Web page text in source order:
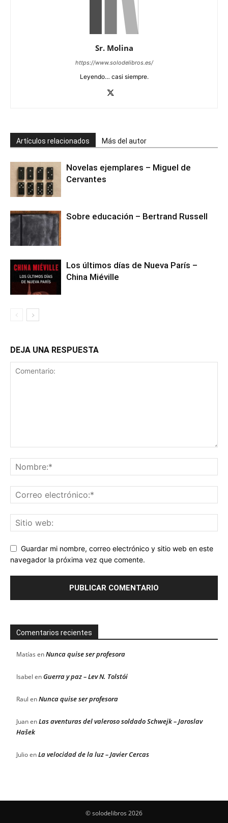
Sr. Molina
https://www.solodelibros.es/
Leyendo… casi siempre.
Artículos relacionados Más del autor
Novelas ejemplares – Miguel de
Cervantes
Sobre educación – Bertrand Russell
Los últimos días de Nueva París –
China Miéville
DEJA UNA RESPUESTA
Guardar mi nombre, correo electrónico y sitio web en este
navegador la próxima vez que comente.
Comentarios recientes
Matías enNunca quise ser profesora
Isabel enGuerra y paz – Lev N. Tolstói
Raul enNunca quise ser profesora
JuanenLas aventuras del valeroso soldado Schwejk – Jaroslav
Hašek
JulioenLa velocidad de la luz – Javier Cercas
© solodelibros 2026